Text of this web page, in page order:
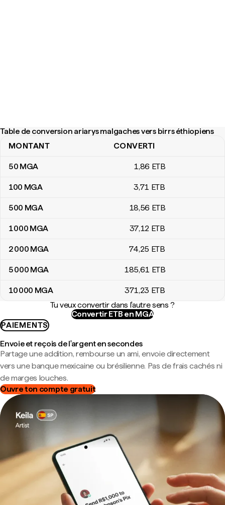
Table de conversion ariarys malgaches vers birrs éthiopiens
Table de conversion ariarys malgaches vers birrs éthiopiens
MONTANT CONVERTI
50 MGA 1,86 ETB
100 MGA 3,71 ETB
500 MGA 18,56 ETB
1 000 MGA 37,12 ETB
2 000 MGA 74,25 ETB
5 000 MGA 185,61 ETB
10 000 MGA 371,23 ETB
Tu veux convertir dans l'autre sens ?
Convertir ETB en MGA
PAIEMENTS
Envoie et reçois de l'argent en secondes
Partage une addition, rembourse un ami, envoie directement
vers une banque mexicaine ou brésilienne. Pas de frais cachés ni
de marges louches.
Ouvre ton compte gratuit